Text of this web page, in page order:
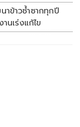
าข้าวซ้ำซากทุกปี
นเร่งแก้ไข